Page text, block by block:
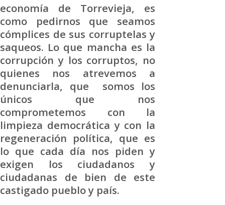
economía de Torrevieja, es
como pedirnos que seamos
cómplices de sus corruptelas y
saqueos. Lo que mancha es la
corrupción y los corruptos, no
quienes nos atrevemos a
denunciarla, que somos los
únicos que nos
comprometemos con la
limpieza democrática y con la
regeneración política, que es
lo que cada día nos piden y
exigen los ciudadanos y
ciudadanas de bien de este
castigado pueblo y país.